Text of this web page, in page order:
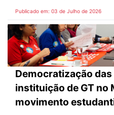
Publicado em: 03 de Julho de 2026
Democratização das
instituição de GT no
movimento